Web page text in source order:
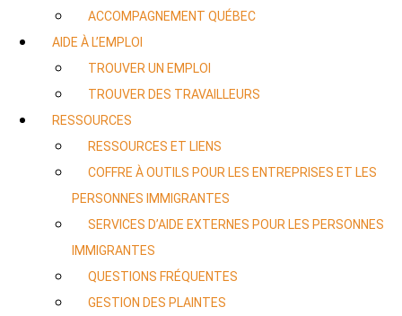
ACCOMPAGNEMENT QUÉBEC
AIDE À L’EMPLOI
TROUVER UN EMPLOI
TROUVER DES TRAVAILLEURS
RESSOURCES
RESSOURCES ET LIENS
COFFRE À OUTILS POUR LES ENTREPRISES ET LES
PERSONNES IMMIGRANTES
SERVICES D’AIDE EXTERNES POUR LES PERSONNES
IMMIGRANTES
QUESTIONS FRÉQUENTES
GESTION DES PLAINTES